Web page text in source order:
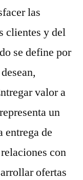
las
clientes y del
se define por
valor a
un
entrega de
con
ofertas